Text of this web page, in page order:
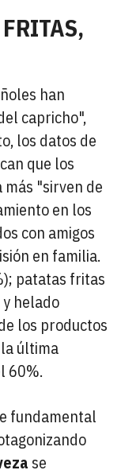
han
capricho",
los datos de
que los
más "sirven de
en los
con amigos
en familia.
patatas fritas
helado
los productos
última
60%.
fundamental
se